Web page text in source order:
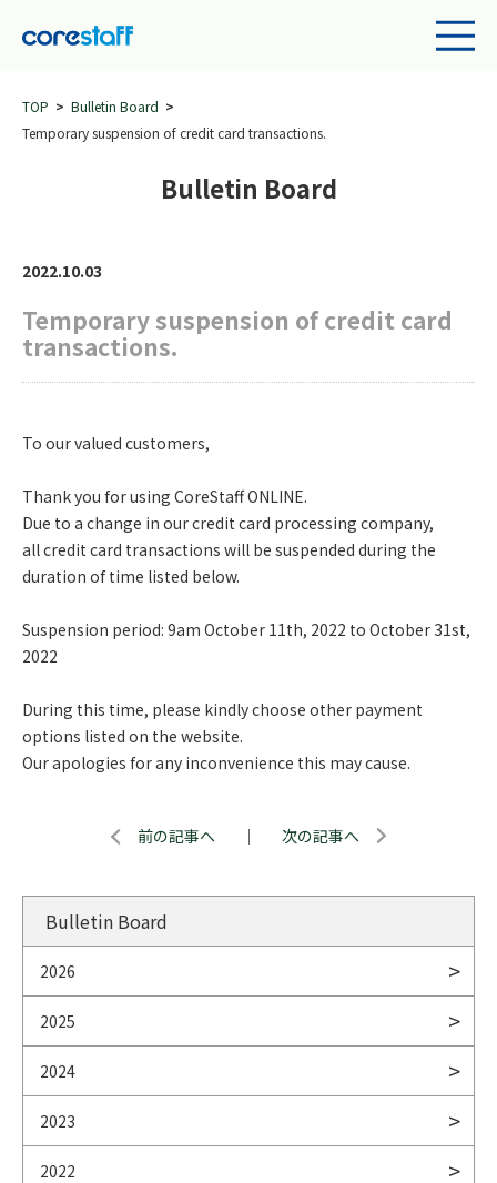
TOP
Bulletin Board
Temporary suspension of credit card transactions.
Bulletin Board
2022.10.03
Temporary suspension of credit card
transactions.
To our valued customers,
Thank you for using CoreStaff ONLINE.
Due to a change in our credit card processing company,
all credit card transactions will be suspended during the
duration of time listed below.
Suspension period: 9am October 11th, 2022 to October 31st,
2022
During this time, please kindly choose other payment
options listed on the website.
Our apologies for any inconvenience this may cause.
前の記事へ ｜ 次の記事へ
Bulletin Board
2026
2025
2024
2023
2022